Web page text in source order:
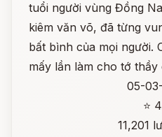
tuổi người vùng Đồng
kiêm văn võ, đã từng
bất bình của mọi người.
mấy lần làm cho tớ
05-
⭐
11,201